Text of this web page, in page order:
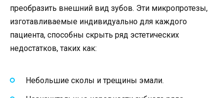
преобразить внешний вид зубов. Эти микропротезы,
изготавливаемые индивидуально для каждого
пациента, способны скрыть ряд эстетических
недостатков, таких как:
Небольшие сколы и трещины эмали.